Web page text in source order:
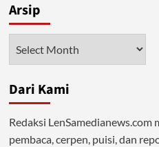
Arsip
Dari Kami
Redaksi
pembaca, cerpen, puisi, dan